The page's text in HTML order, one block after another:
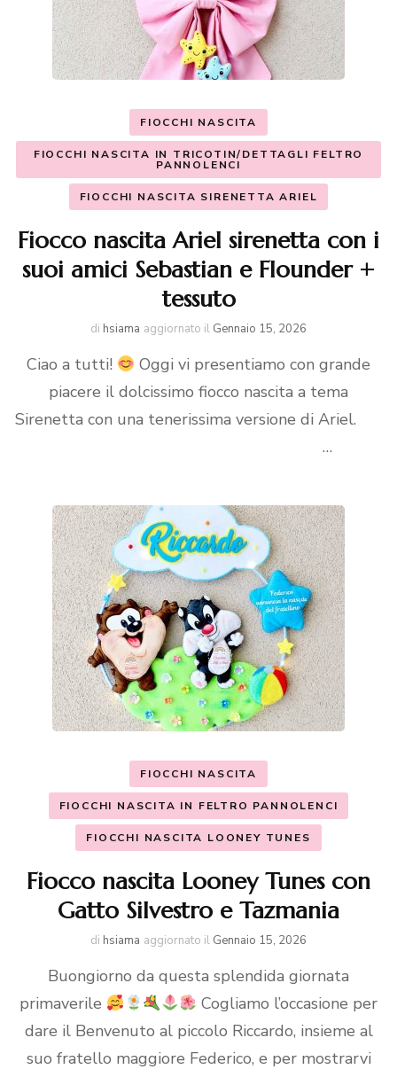
FIOCCHI NASCITA
FIOCCHI NASCITA IN TRICOTIN/DETTAGLI FELTRO
PANNOLENCI
FIOCCHI NASCITA SIRENETTA ARIEL
Fiocco nascita Ariel sirenetta con i
suoi amici Sebastian e Flounder +
tessuto
di hsiama aggiornato il Gennaio 15, 2026
Ciao a tutti!
Oggi vi presentiamo con grande
piacere il dolcissimo fiocco nascita a tema
Sirenetta con una tenerissima versione di Ariel.
…
FIOCCHI NASCITA
FIOCCHI NASCITA IN FELTRO PANNOLENCI
FIOCCHI NASCITA LOONEY TUNES
Fiocco nascita Looney Tunes con
Gatto Silvestro e Tazmania
di hsiama aggiornato il Gennaio 15, 2026
Buongiorno da questa splendida giornata
primaverile
Cogliamo l’occasione per
dare il Benvenuto al piccolo Riccardo, insieme al
suo fratello maggiore Federico, e per mostrarvi